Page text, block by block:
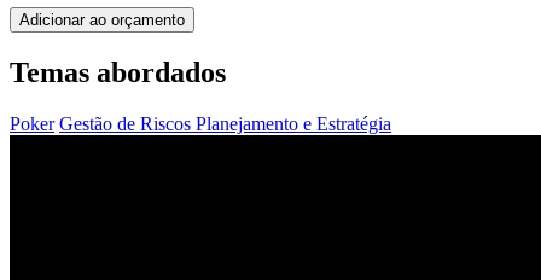
Adicionar ao orçamento
Temas abordados
Poker Gestão de Riscos Planejamento e Estratégia